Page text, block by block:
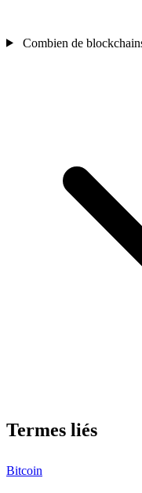
Combien de
Termes liés
Bitcoin